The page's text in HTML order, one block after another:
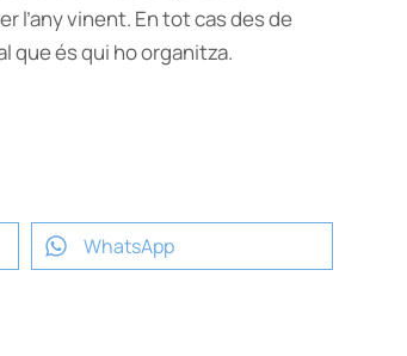
l’any vinent. En tot cas des de
que és qui ho organitza.
WhatsApp